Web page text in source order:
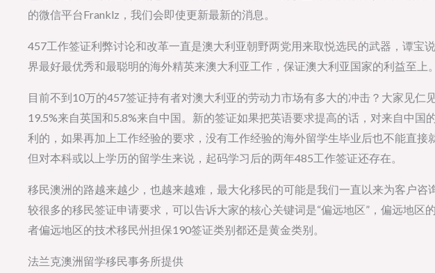
的微信平台Franklz，我们会即使更新最新的消息。
457工作签证利弊讨论和改革一直是澳大利亚朝野两党用来取悦选民的武器，谭宝
界最好最优秀和最聪明的海外精英来澳大利亚工作，保证澳大利亚国家的利益至上。
目前不到10万的457签证持有者对澳大利亚的劳动力市场有多大的冲击？大家见仁
19.5%来自英国和5.8%来自中国。新的签证如果把英语要求提高的话，对来自中国
利的，如果再加上工作经验的要求，没有工作经验的海外留学生毕业后也不能直接
但对本科或以上学历的留学生来说，起码学习后的两年485工作签证还存在。
移民澳洲的路越来越少，也越来越难，最大化移民的可能是我们一直以来为客户咨
较很多的移民签证申请要求，可以告诉大家的核心关键词是“偏远地区”，偏远地区
者偏远地区的技术移民州担保190签证类别都还是黄金类别。
法兰克澳洲留学移民事务所提供